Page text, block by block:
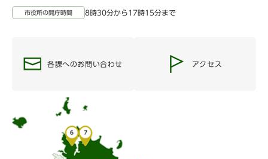
市役所の開庁時間 8時30分から17時15分まで
各課へのお問い合わせ アクセス